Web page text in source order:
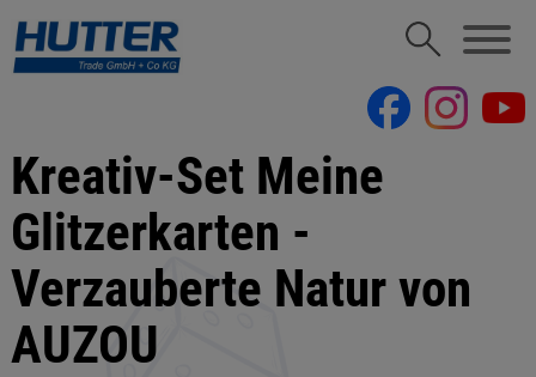
Kreativ-Set Meine
Glitzerkarten -
Verzauberte Natur von
AUZOU